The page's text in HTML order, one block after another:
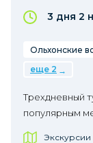
3 дня 2
Ольхонские
еще 2
Трехдневный
популярным
Экскурсии